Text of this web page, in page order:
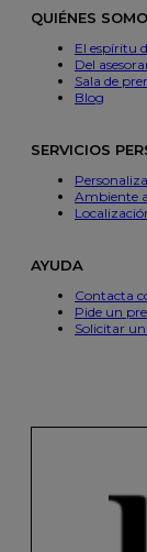
QUIÉNES
El espíritu
Del
Sala de
Blog
SERVICIOS
Ambiente
AYUDA
Contacta
Pide un
Solicitar